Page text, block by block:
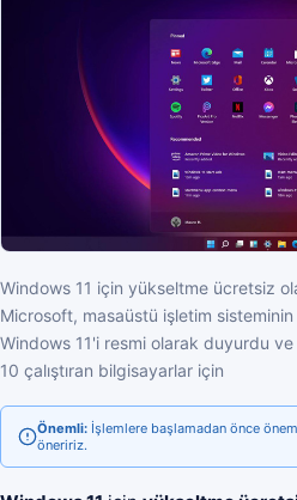
Windows 11 için yükseltme ücretsiz
Microsoft, masaüstü işletim
Windows 11'i resmi olarak duyurdu
10 çalıştıran bilgisayarlar için
Önemli: İşlemlere başlamadan önce
öneririz.